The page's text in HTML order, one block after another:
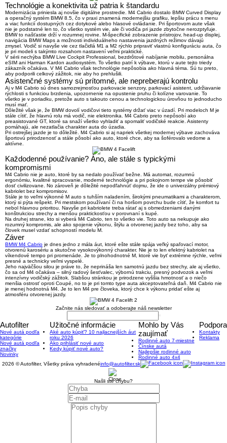
Technológie a konektivita už patria k štandardu
Modernizácia priniesla aj novšie digitálne prostredie. M4 Cabrio dostalo BMW Curved Display
a operačný systém BMW 8.5 , čo v praxi znamená modernejšiu grafiku, lepšiu prácu s menu
a viac funkcií dostupných cez dotykové alebo hlasové ovládanie. Pri športovom aute však
nie je podstatné len to, čo všetko systém vie, ale či vodiča pri jazde zbytočne nerozptyľuje.
BMW to našťastie drží v rozumnej rovine. M-špecifické zobrazenie prístrojov, head-up displej,
navigácia BMW Maps a možnosti individuálneho nastavenia jazdných režimov dávajú
zmysel. Vodič si navyše vie cez tlačidlá M1 a M2 rýchlo pripraviť vlastnú konfiguráciu auta, čo
je pri modeli s takýmto rozsahom nastavení veľmi praktické.
V sérii nechýba BMW Live Cockpit Professional , bezdrôtové nabíjanie mobilu, personálna
eSIM ani Harman Kardon audiosystém. To všetko patrí k výbave, ktorú v aute tejto triedy
zákazník očakáva. V M4 Cabrio však technológie nepôsobia ako hlavná téma. Sú tu preto,
aby podporili celkový zážitok, nie aby ho prehlušili.
Asistenčné systémy sú prítomné, ale nepreberajú kontrolu
Aj v M4 Cabrio sú dnes samozrejmosťou parkovacie senzory, parkovací asistent, udržiavanie
rýchlosti s funkciou brzdenia, upozornenie na opustenie pruhu či kolízne varovanie. To
všetko je v poriadku, pretože auto s takouto cenou a technologickou úrovňou to jednoducho
musí mať.
Dôležité však je, že BMW dovolí vodičovi tieto systémy držať viac v úzadí. Pri modeloch M je
stále cítiť, že hlavnú rolu má vodič , nie elektronika. M4 Cabrio preto nepôsobí ako
preasistované GT, ktoré sa snaží všetko vyhladiť a spomaliť vodičské reakcie. Asistenty
pomáhajú, ale nezatlačia charakter auta do úzadia.
Pri ostrejšej jazde je to dôležité. M4 Cabrio si aj napriek všetkej modernej výbave zachováva
športovú prirodzenosť a stále pôsobí ako auto, ktoré chce, aby sa šoférovalo vedome a
aktívne.
Každodenné používanie? Áno, ale stále s typickými
kompromismi
M4 Cabrio nie je auto, ktoré by sa nedalo používať bežne. Má automat, rozumnú
ergonómiu, kvalitné spracovanie, moderné technológie a pri pokojnom tempe vie pôsobiť
dosť civilizovane. No zároveň je dôležité nepodľahnúť dojmu, že ide o univerzálny prémiový
kabriolet bez kompromisov.
Stále je to veľmi výkonné M auto s tuhším naladením, širokými pneumatikami a charakterom,
ktorý si pýta rešpekt. Pri mestskom používaní či na horšom povrchu bude cítiť, že komfort tu
nebol hlavnou prioritou. Navyše pri kabriolete treba rátať aj s obmedzeniami danými
konštrukciou strechy a menšou praktickosťou v porovnaní s kupé.
Na druhej strane, kto si vyberá M4 Cabrio, ten to všetko vie. Toto auto sa nekupuje ako
rozumný kompromis, ale ako spojenie výkonu, štýlu a otvorenej jazdy bez toho, aby sa
človek musel vzdať schopností modelu M
Záver
BMW M4 Cabrio je dnes jedno z mála áut, ktoré ešte stále spája veľký spaľovací motor,
otvorenú karosériu a skutočne vysokovýkonný charakter. Nie je to len efektný kabriolet na
víkendové tempo pri promenáde. Je to plnohodnotné M, ktoré vie byť extrémne rýchle, veľmi
presné a technicky veľmi vyspelé.
Jeho najväčšou silou je práve to, že neprináša len samotnú jazdu bez strechy, ale aj všetko,
čo sa od M4 očakáva – silný radový šesťvalec, výbornú trakciu, presný podvozok a veľmi
intenzívny vodičský zážitok. Slabšou stránkou je prirodzene vyššia hmotnosť a o niečo
menšia ostrosť oproti Coupé, no to je pri tomto type auta akceptovateľná daň. M4 Cabrio nie
je menej hodnotná M4. Je to len M4 pre človeka, ktorý chce k výkonu pridať ešte aj
atmosféru otvorenej jazdy.
Začnite nás sledovať a odoberajte náš newsletter
Autofilter
Nové autá podľa
kategórie
Nové autá podľa
značky
Novinky
Užitočné informácie
Aké auto kúpiť? 10 najlacnejších áut
roku 2026
Ako prihlásiť nové auto
Kedy kúpiť nové auto?
Mohlo by Vás
zaujímať
Rodinné auto 7-miestne
Čínske autá
Najlepšie rodinné auto
Rodinné auto 4x4
Podpora
Kontakty
Reklama
2026 © Autofilter, Všetky práva vyhradenéinfo@autofilter.sk
Našli ste chybu?